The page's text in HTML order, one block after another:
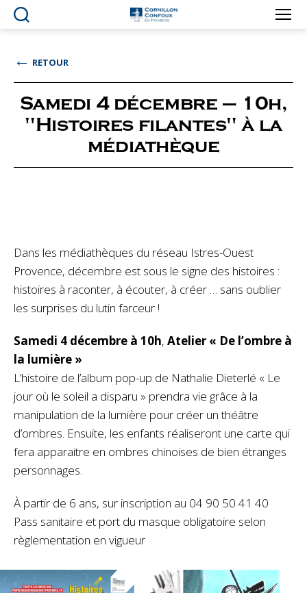
Ville
en
Provence
← RETOUR
Samedi 4 décembre – 10h,
"Histoires filantes" à la
médiathèque
Dans les médiathèques du réseau Istres-Ouest
Provence, décembre est sous le signe des histoires :
histoires à raconter, à écouter, à créer … sans oublier
les surprises du lutin farceur !
Samedi 4 décembre à 10h, Atelier « De l’ombre à
la lumière »
L’histoire de l’album pop-up de Nathalie Dieterlé « Le
jour où le soleil a disparu » prendra vie grâce à la
manipulation de la lumière pour créer un théâtre
d’ombres. Ensuite, les enfants réaliseront une carte qui
fera apparaitre en ombres chinoises de bien étranges
personnages.
À partir de 6 ans, sur inscription au 04 90 50 41 40
Pass sanitaire et port du masque obligatoire selon
règlementation en vigueur